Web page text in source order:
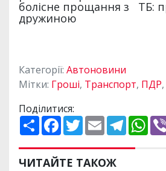
Категорії: Автоновини
Мітки: Гроші, Транспорт, ПДР,
Поділитися:
П
о
и
р
F
a
e
b
T
w
t
t
E
m
i
l
T
e
e
W
h
ЧИТАЙТЕ ТАКОЖ